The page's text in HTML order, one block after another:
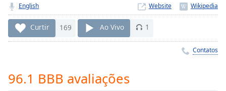
currently
behind
liveLIVE
Remaining
Time-
English Website
Curtir 169 Ao Vivo 1
Contatos
96.1 BBB avaliações